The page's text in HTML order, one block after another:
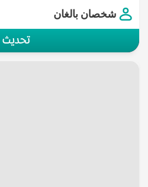
شخصان بالغان
تحديث